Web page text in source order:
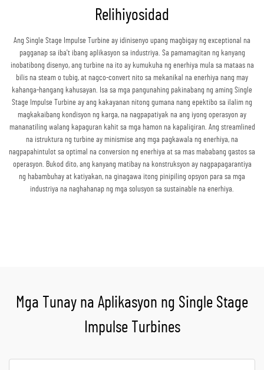
Relihiyosidad
Ang Single Stage Impulse Turbine ay idinisenyo upang magbigay ng exceptional na
pagganap sa iba't ibang aplikasyon sa industriya. Sa pamamagitan ng kanyang
inobatibong disenyo, ang turbine na ito ay kumukuha ng enerhiya mula sa mataas na
bilis na steam o tubig, at nagco-convert nito sa mekanikal na enerhiya nang may
kahanga-hangang kahusayan. Isa sa mga pangunahing pakinabang ng aming Single
Stage Impulse Turbine ay ang kakayanan nitong gumana nang epektibo sa ilalim ng
magkakaibang kondisyon ng karga, na nagpapatiyak na ang iyong operasyon ay
mananatiling walang kapaguran kahit sa mga hamon na kapaligiran. Ang streamlined
na istruktura ng turbine ay minismise ang mga pagkawala ng enerhiya, na
nagpapahintulot sa optimal na conversion ng enerhiya at sa mas mababang gastos sa
operasyon. Bukod dito, ang kanyang matibay na konstruksyon ay nagpapagarantiya
ng habambuhay at katiyakan, na ginagawa itong pinipiling opsyon para sa mga
industriya na naghahanap ng mga solusyon sa sustainable na enerhiya.
Mga Tunay na Aplikasyon ng Single Stage
Impulse Turbines